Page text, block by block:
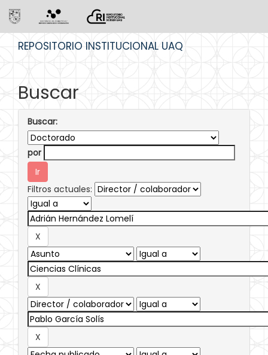
REPOSITORIO INSTITUCIONAL UAQ
Buscar
Buscar:
por
Filtros actuales: